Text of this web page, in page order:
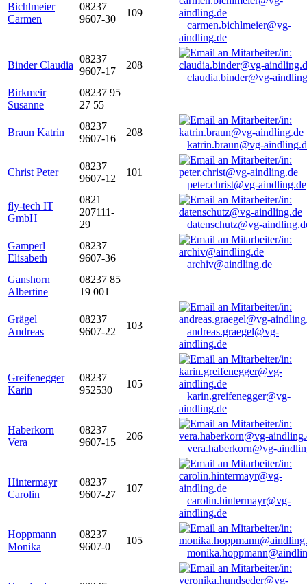
Bichlmeier
Carmen
08237
9607-30
109
carmen.bichlmeier@vg-
aindling.de
Binder Claudia
08237
9607-17
208
claudia.binder@vg-
Birkmeir
Susanne
08237 95
27 55
Braun Katrin
08237
9607-16
208
katrin.braun@vg-
Christ Peter
08237
9607-12
101
peter.christ@vg-aindling.de
fly-tech IT
GmbH
0821
207111-
29
datenschutz@vg-
Gamperl
Elisabeth
08237
9607-36
archiv@aindling.de
Ganshorn
Albertine
08237 85
19 001
Grägel
Andreas
08237
9607-22
103
andreas.graegel@vg-
aindling.de
Greifenegger
Karin
08237
952530
105
karin.greifenegger@vg-
aindling.de
Haberkorn
Vera
08237
9607-15
206
vera.haberkorn@vg-
Hintermayr
Carolin
08237
9607-27
107
carolin.hintermayr@vg-
aindling.de
Hoppmann
Monika
08237
9607-0
105